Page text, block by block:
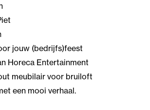
jouw (bedrijfs)feest
Horeca Entertainment
meubilair voor bruiloft
een mooi verhaal.